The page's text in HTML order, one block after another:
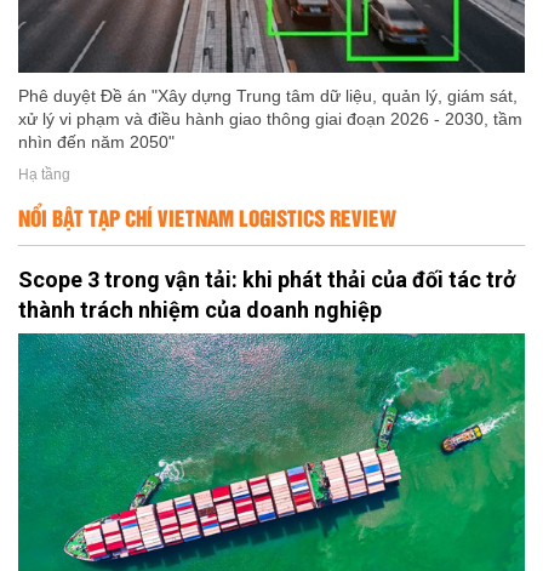
Phê duyệt Đề án "Xây dựng Trung tâm dữ liệu, quản lý, giám sát,
xử lý vi phạm và điều hành giao thông giai đoạn 2026 - 2030, tầm
nhìn đến năm 2050"
Hạ tầng
NỔI BẬT TẠP CHÍ VIETNAM LOGISTICS REVIEW
Scope 3 trong vận tải: khi phát thải của đối tác trở
thành trách nhiệm của doanh nghiệp